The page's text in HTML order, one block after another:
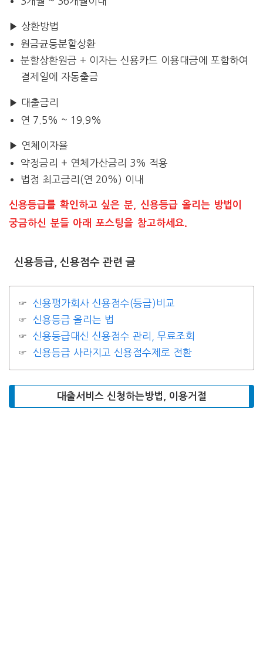
▶ 상환방법
원금균등분할상환
분할상환원금 + 이자는 신용카드 이용대금에 포함하여
결제일에 자동출금
▶ 대출금리
연 7.5% ~ 19.9%
▶ 연체이자율
약정금리 + 연체가산금리 3% 적용
법정 최고금리(연 20%) 이내
신용등급를 확인하고 싶은 분, 신용등급 올리는 방법이
궁금하신 분들 아래 포스팅을 참고하세요.
신용등급, 신용점수 관련 글
신용평가회사 신용점수(등급)비교
신용등급 올리는 법
신용등급대신 신용점수 관리, 무료조회
신용등급 사라지고 신용점수제로 전환
대출서비스 신청하는방법, 이용거절